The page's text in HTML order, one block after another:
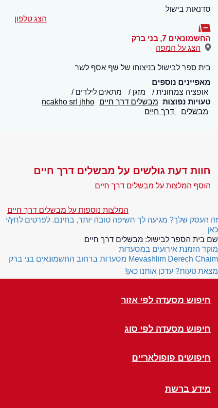
סדנאות בישול
הצג טלפון
החשמונאים 7 , בני ברק
הצג על המפה
בית ספר לבישול בניצוחו של שף אסף לשר
מאפיינים נוספים
אופציה צמחונית
מזגן
מתאים לילדים
טעויות נפוצות מבשלים דרך חיים
ncakho srl jhho
מבשלים
דרך חיים
חוות דעת גולשים על מבשלים דרך חיים
הוסף המלצות על מבשלים דרך חיים
המלצות נוספות על מבשלים דרך חיים
זה העסק שלך? מגיעה לך חשיפה טובה יותר, בחינם. לפרטים לחץ/י
כאן
שם בית הספר לבישול: מבשלים דרך חיים
מוקד הזמנת אירועים במסעדות
Mevashlim Derech Chaim מסעדות ברחוב החשמונאים בני ברק
מצאת טעות? עדכן אותנו כאן!
חיפוש מסעדה לפי אזור
חיפוש מסעדה לפי סוג
חיפושים פופולאריים
מידע ברשת